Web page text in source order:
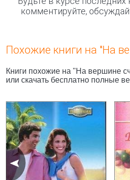
комментируйте,
Похожие книги на "На
Книги похожие на "На вершине
или скачать бесплатно полные